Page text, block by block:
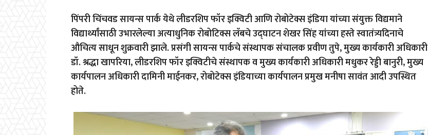
पिंपरी चिंचवड सायन्स पार्क येथे लीडरशिप फॉर इक्विटी आणि रोबोटेक्स इंडिया यांच्या संयुक्त विद्यमाने
वि‌द्यार्थ्यांसाठी उभारलेल्या अत्याधुनिक रोबोटिक्स लॅबचे उद्घाटन शेखर सिंह यांच्या हस्ते स्वातंत्र्यदिनाचे
औचित्य साधून शुक्रवारी झाले. प्रसंगी सायन्स पार्कचे संस्थापक संचालक प्रवीण तुपे, मुख्य कार्यकारी अधिकारी
डॉ. श्रद्धा खापरिया, लीडरशिप फॉर इक्विटीचे संस्थापक व मुख्य कार्यकारी अधिकारी मधुकर रेड्डी बानुरी, मुख्य
कार्यपालन अधिकारी दामिनी माईनकर, रोबोटेक्स इंडियाच्या कार्यपालन प्रमुख मनीषा सावंत आदी उपस्थित
होते.